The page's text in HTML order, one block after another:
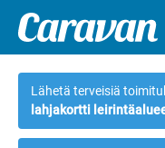
suoraan
sisältöön
Caravan-
lehti
Leirintämatkailun
erikoislehti
Lähetä terveisiä
lahjakortti